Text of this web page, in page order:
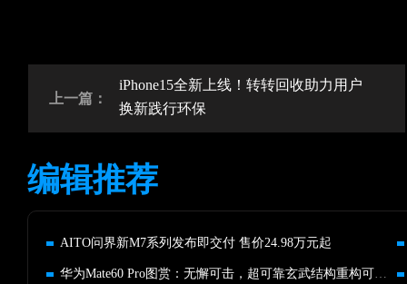
上一篇：
iPhone15全新上线！转转回收助力用户
换新践行环保
编辑推荐
AITO问界新M7系列发布即交付 售价24.98万元起
华为Mate60 Pro图赏：无懈可击，超可靠玄武结构重构可靠之美